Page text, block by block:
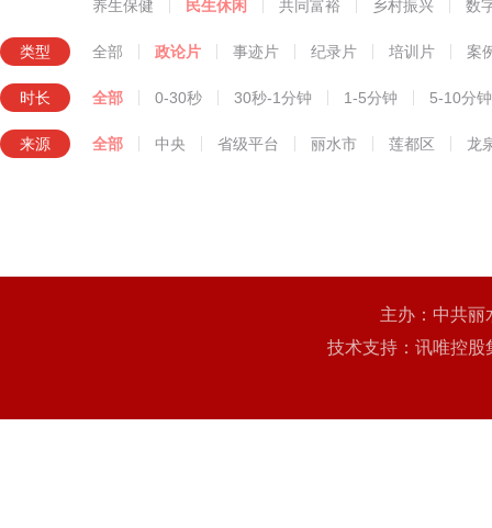
养生保健
民生休闲 共同富裕 乡村振兴 数
类型 全部 政论片 事迹片 纪录片 培训片 案
时长 全部 0-30秒 30秒-1分钟 1-5分钟 5-10分钟
来源 全部 中央 省级平台 丽水市 莲都区 龙
主办：中共
技术支持：讯唯控